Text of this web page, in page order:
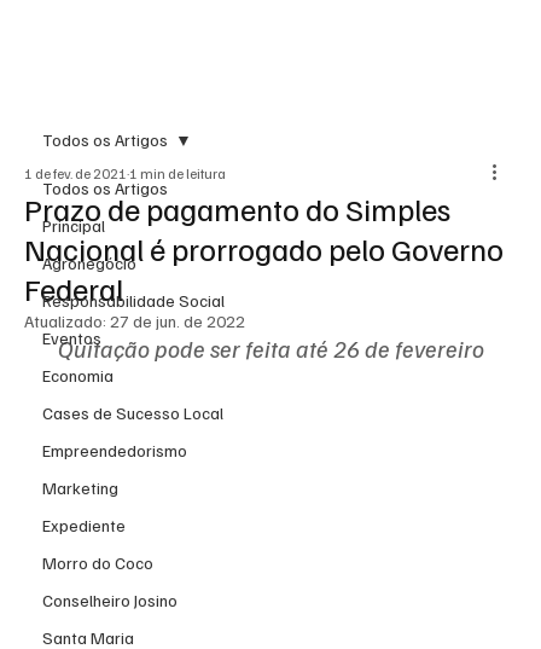
Todos os Artigos
Principal
Agronegócio
Responsabilidade Social
Eventos
Economia
Cases de Sucesso Local
Empreendedorismo
Marketing
Expediente
Morro do Coco
Conselheiro Josino
Santa Maria
Todos os Artigos
Prazo de pagamento do Simples
Nacional é prorrogado pelo Governo
Federal
1 de fev. de 2021 1 min de leitura
Atualizado: 27 de jun. de 2022
Quitação pode ser feita até 26 de fevereiro